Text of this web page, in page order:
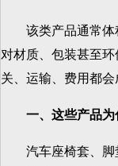
该类产品通常体
对材质、包装甚至
关、运输、费用都会
一、这些产品为
汽车座椅套、脚